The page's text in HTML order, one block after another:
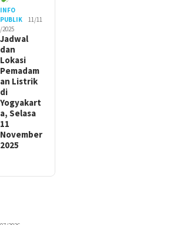
INFO
PUBLIK
11/11
/2025
Jadwal
dan
Lokasi
Pemadam
an Listrik
di
Yogyakart
a, Selasa
11
November
2025